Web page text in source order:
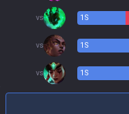
vs 1 S
vs 1 S
vs 1 S